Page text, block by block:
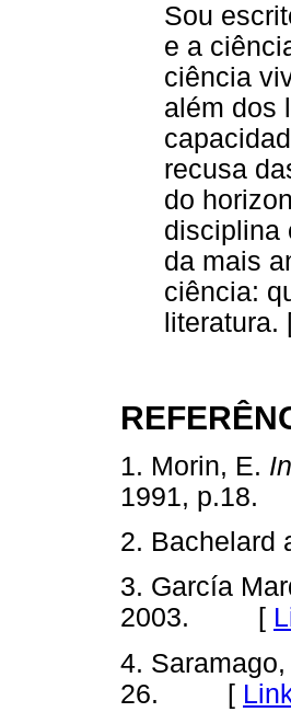
Sou
e a
ciência
além dos
recusa
do
disciplina
da mais
ciência:
literatura.
1. Morin, E.
1991,
2. Bachelard
3. García
2003. [
4.
26. [